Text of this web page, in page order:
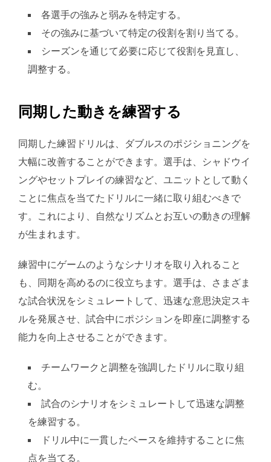
各選手の強みと弱みを特定する。
その強みに基づいて特定の役割を割り当てる。
シーズンを通じて必要に応じて役割を見直し、
調整する。
同期した動きを練習する
同期した練習ドリルは、ダブルスのポジショニングを
大幅に改善することができます。選手は、シャドウイ
ングやセットプレイの練習など、ユニットとして動く
ことに焦点を当てたドリルに一緒に取り組むべきで
す。これにより、自然なリズムとお互いの動きの理解
が生まれます。
練習中にゲームのようなシナリオを取り入れること
も、同期を高めるのに役立ちます。選手は、さまざま
な試合状況をシミュレートして、迅速な意思決定スキ
ルを発展させ、試合中にポジションを即座に調整する
能力を向上させることができます。
チームワークと調整を強調したドリルに取り組
む。
試合のシナリオをシミュレートして迅速な調整
を練習する。
ドリル中に一貫したペースを維持することに焦
点を当てる。